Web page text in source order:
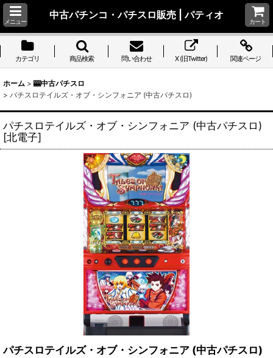
メニュー
中古パチンコ・パチスロ販売 | パティオ
カート
カテゴリ 商品検索 問い合わせ X (旧Twitter) 関連ページ
ホーム > 🎰中古パチスロ
> パチスロテイルズ・オブ・シンフォニア (中古パチスロ)
パチスロテイルズ・オブ・シンフォニア (中古パチスロ)
[北電子]
パチスロテイルズ・オブ・シンフォニア (中古パチスロ)